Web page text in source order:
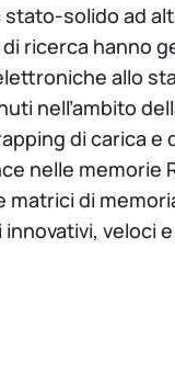
solido ad
ricerca hanno
allo
nell’ambito
di carica
nelle memorie
di
veloci